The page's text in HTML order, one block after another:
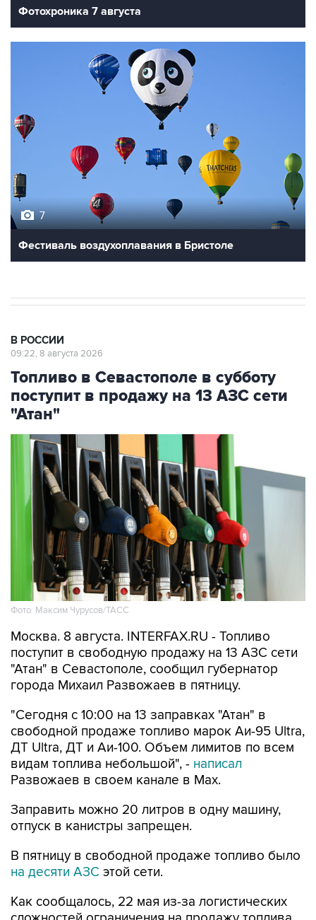
Фотохроника 7 августа
7
Фестиваль воздухоплавания в Бристоле
В РОССИИ
09:22, 8 августа 2026
Топливо в Севастополе в субботу
поступит в продажу на 13 АЗС сети
"Атан"
Фото: Максим Чурусов/ТАСС
Москва. 8 августа. INTERFAX.RU - Топливо
поступит в свободную продажу на 13 АЗС сети
"Атан" в Севастополе, сообщил губернатор
города Михаил Развожаев в пятницу.
"Сегодня с 10:00 на 13 заправках "Атан" в
свободной продаже топливо марок Аи-95 Ultra,
ДТ Ultra, ДТ и Аи-100. Объем лимитов по всем
видам топлива небольшой", - написал
Развожаев в своем канале в Max.
Заправить можно 20 литров в одну машину,
отпуск в канистры запрещен.
В пятницу в свободной продаже топливо было
на десяти АЗС этой сети.
Как сообщалось, 22 мая из-за логистических